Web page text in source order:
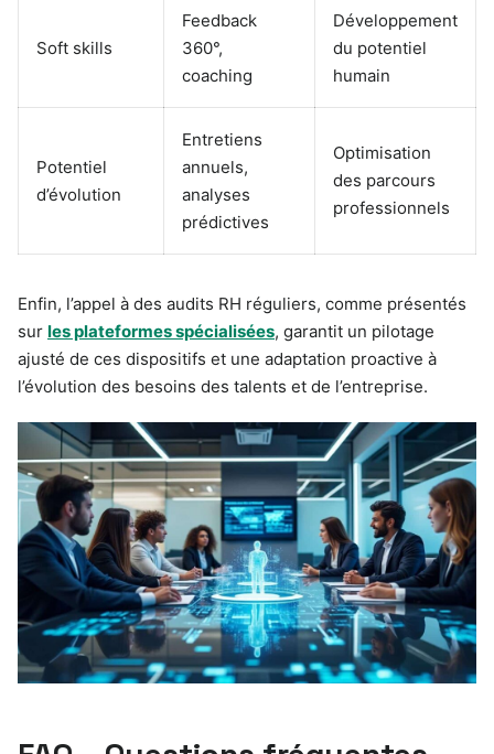
Soft skills
Feedback
360°,
coaching
Développement
du potentiel
humain
Potentiel
d’évolution
Entretiens
annuels,
analyses
prédictives
Optimisation
des parcours
professionnels
Enfin, l’appel à des audits RH réguliers, comme présentés
sur les plateformes spécialisées, garantit un pilotage
ajusté de ces dispositifs et une adaptation proactive à
l’évolution des besoins des talents et de l’entreprise.